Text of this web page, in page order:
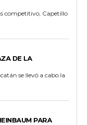
competitivo, Capetillo
DE LA
se llevó a cabo la
PARA